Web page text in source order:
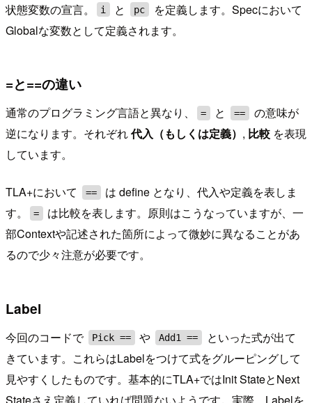
状態変数の宣言。 i と pc
を定義します。Specにおいて
Globalな変数として定義されます。
=と==の違い
通常のプログラミング言語と異なり、 = と ==
の意味が
逆になります。それぞれ代入（もしくは定義） , 比較 を表現
しています。
TLA+において ==
は define となり、代入や定義を表しま
す。
=
は比較を表します。原則はこうなっていますが、一
部Contextや記述された箇所によって微妙に異なることがあ
るので少々注意が必要です。
Label
今回のコードで Pick == や Add1 ==
といった式が出て
きています。これらはLabelをつけて式をグルーピングして
見やすくしたものです。基本的にTLA+ではInit StateとNext